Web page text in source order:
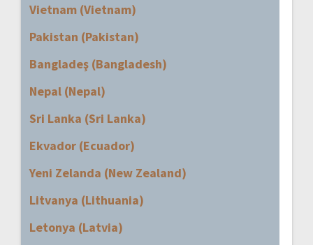
Vietnam (Vietnam)
Pakistan (Pakistan)
Bangladeş (Bangladesh)
Nepal (Nepal)
Sri Lanka (Sri Lanka)
Ekvador (Ecuador)
Yeni Zelanda (New Zealand)
Litvanya (Lithuania)
Letonya (Latvia)